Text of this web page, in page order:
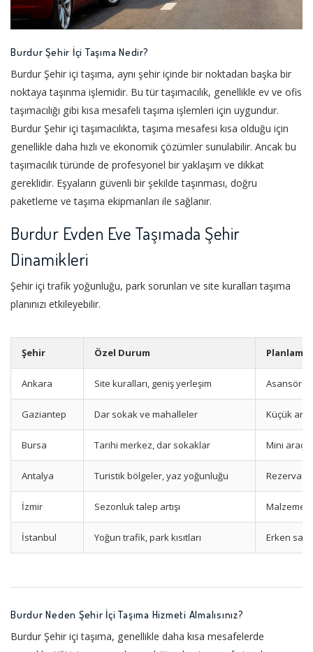
Burdur Şehir İçi Taşıma Nedir?
Burdur Şehir içi taşıma, aynı şehir içinde bir noktadan başka bir
noktaya taşınma işlemidir. Bu tür taşımacılık, genellikle ev ve ofis
taşımacılığı gibi kısa mesafeli taşıma işlemleri için uygundur.
Burdur Şehir içi taşımacılıkta, taşıma mesafesi kısa olduğu için
genellikle daha hızlı ve ekonomik çözümler sunulabilir. Ancak bu
taşımacılık türünde de profesyonel bir yaklaşım ve dikkat
gereklidir. Eşyaların güvenli bir şekilde taşınması, doğru
paketleme ve taşıma ekipmanları ile sağlanır.
Burdur Evden Eve Taşımada Şehir
Dinamikleri
Şehir içi trafik yoğunluğu, park sorunları ve site kuralları taşıma
planınızı etkileyebilir.
Şehir Özel Durum Planlama
Ankara Site kuralları, geniş yerleşim Asansör
Gaziantep Dar sokak ve mahalleler Küçük
Bursa Tarihi merkez, dar sokaklar Mini araç
Antalya Turistik bölgeler, yaz yoğunluğu
İzmir Sezonluk talep artışı Malzeme
İstanbul Yoğun trafik, park kısıtları Erken saat
Burdur Neden Şehir İçi Taşıma Hizmeti Almalısınız?
Burdur Şehir içi taşıma, genellikle daha kısa mesafelerde